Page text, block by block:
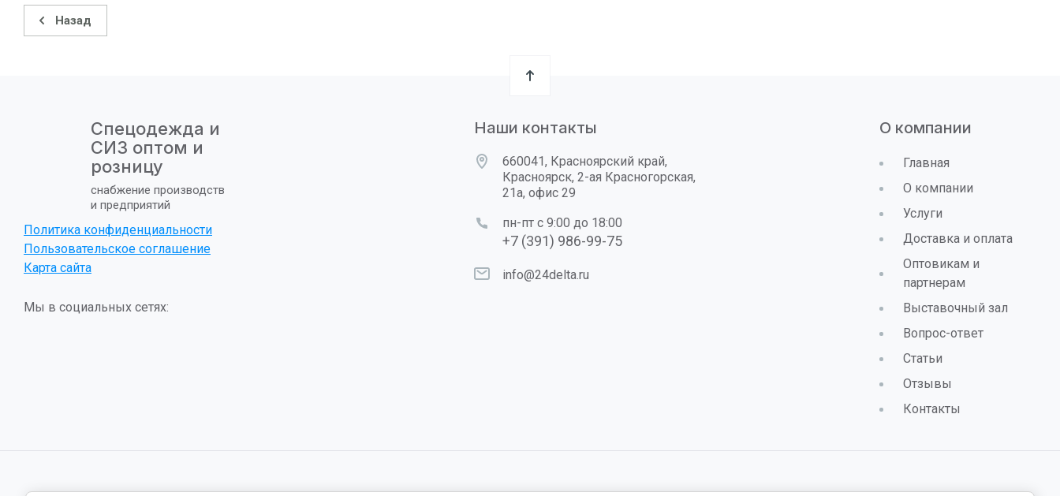
Назад
Спецодежда и
СИЗ оптом и
розницу
снабжение производств
и предприятий
Политика конфиденциальности
Пользовательское соглашение
Карта сайта
Мы в социальных сетях:
Наши контакты
660041, Красноярский край,
Красноярск, 2-ая Красногорская,
21а, офис 29
пн-пт с 9:00 до 18:00
+7 (391) 986-99-75
info@24delta.ru
О компании
Главная
О компании
Услуги
Доставка и оплата
Оптовикам и
партнерам
Выставочный зал
Вопрос-ответ
Статьи
Отзывы
Контакты